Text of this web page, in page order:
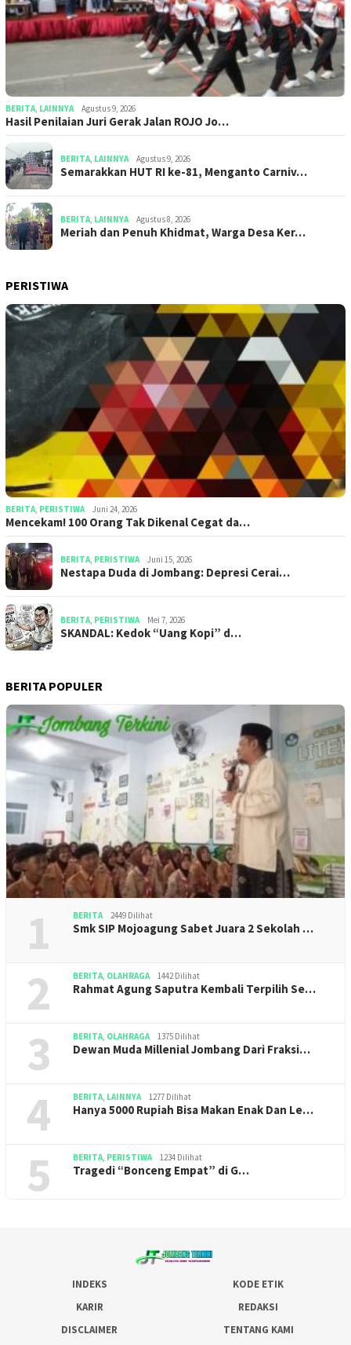
BERITA LAINNYA Agustus 9, 2026
Hasil Penilaian Juri Gerak Jalan ROJO Jo…
BERITA LAINNYA Agustus 9, 2026
Semarakkan HUT RI ke-81, Menganto Carniv…
BERITA LAINNYA Agustus 8, 2026
Meriah dan Penuh Khidmat, Warga Desa Ker…
PERISTIWA
BERITA PERISTIWA Juni 24, 2026
Mencekam! 100 Orang Tak Dikenal Cegat da…
BERITA PERISTIWA Juni 15, 2026
​​Nestapa Duda di Jombang: Depresi Cerai…
BERITA PERISTIWA Mei 7, 2026
SKANDAL: Kedok “Uang Kopi” d…
BERITA POPULER
1 BERITA 2449 Dilihat
Smk SIP Mojoagung Sabet Juara 2 Sekolah …
2 BERITA OLAHRAGA 1442 Dilihat
Rahmat Agung Saputra Kembali Terpilih Se…
3 BERITA OLAHRAGA 1375 Dilihat
Dewan Muda Millenial Jombang Dari Fraksi…
4 BERITA LAINNYA 1277 Dilihat
Hanya 5000 Rupiah Bisa Makan Enak Dan Le…
5 BERITA PERISTIWA 1234 Dilihat
Tragedi “Bonceng Empat” di G…
INDEKS
KODE ETIK
KARIR
REDAKSI
DISCLAIMER
TENTANG KAMI